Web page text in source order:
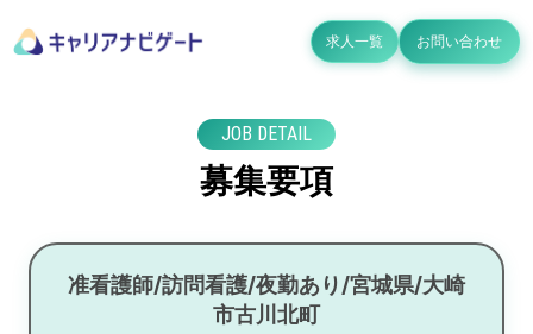
求人一覧 お問い合わせ
JOB DETAIL
募集要項
准看護師/訪問看護/夜勤あり/宮城県/大崎
市古川北町